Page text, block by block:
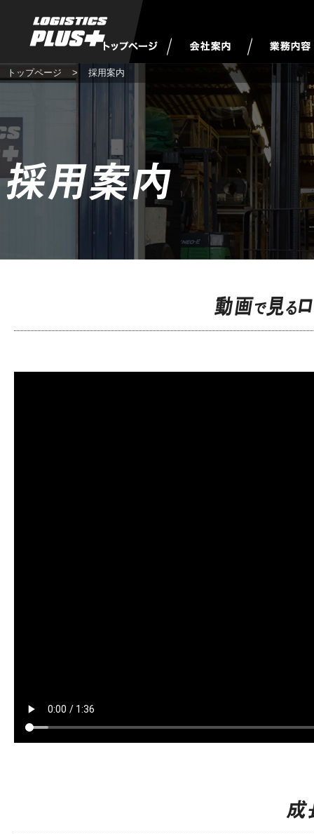
トップページ > 採用案内